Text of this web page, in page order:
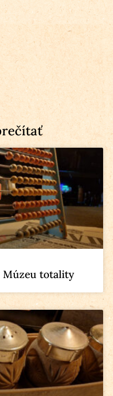
Múzeu totality